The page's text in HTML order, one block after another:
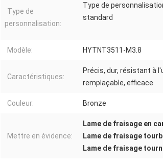
Type de
personnalisation:
Type de
standard
Modèle: HYTNT3511-M3.8
Caractéristiques:
Précis, dur, résistant à
remplaçable, efficace
Couleur: Bronze
Mettre en évidence:
Lame de fraisage en
Lame de fraisage
Lame de fraisage